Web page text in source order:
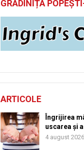
GRĂDINIȚĂ
ARTICOLE
Îngrijirea
uscarea și
4 august 2026